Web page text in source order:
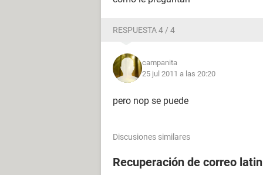
RESPUESTA 4 / 4
campanita
25 jul 2011 a las 20:20
pero nop se puede
Discusiones similares
Recuperación de correo